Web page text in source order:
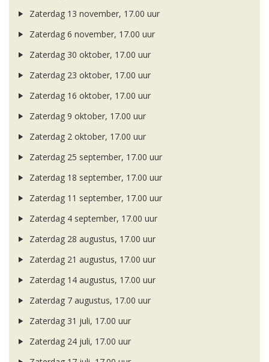
Zaterdag 13 november, 17.00 uur
Zaterdag 6 november, 17.00 uur
Zaterdag 30 oktober, 17.00 uur
Zaterdag 23 oktober, 17.00 uur
Zaterdag 16 oktober, 17.00 uur
Zaterdag 9 oktober, 17.00 uur
Zaterdag 2 oktober, 17.00 uur
Zaterdag 25 september, 17.00 uur
Zaterdag 18 september, 17.00 uur
Zaterdag 11 september, 17.00 uur
Zaterdag 4 september, 17.00 uur
Zaterdag 28 augustus, 17.00 uur
Zaterdag 21 augustus, 17.00 uur
Zaterdag 14 augustus, 17.00 uur
Zaterdag 7 augustus, 17.00 uur
Zaterdag 31 juli, 17.00 uur
Zaterdag 24 juli, 17.00 uur